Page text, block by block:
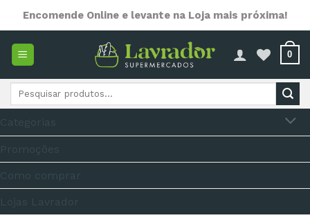
content
Encomende Online e levante na Loja mais próxima!
0
Pesquisar